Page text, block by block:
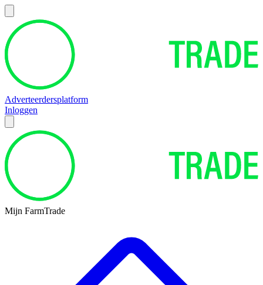
Adverteerdersplatform
Inloggen
Mijn FarmTrade